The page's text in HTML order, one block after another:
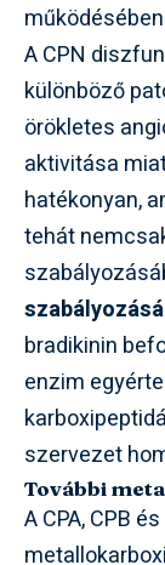
A CPN
különböző
örökletes
aktivitása
hatékonyan,
tehát
bradikinin
enzim
szervezet
További
A CPA, CPB